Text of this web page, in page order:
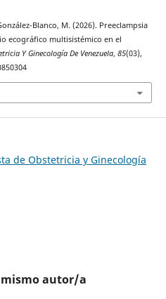
Blanco, M. (2026). Preeclampsia
ecográfico multisistémico en el
Y Ginecología De Venezuela, 85(03),
de Obstetricia y Ginecología
autor/a